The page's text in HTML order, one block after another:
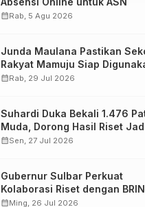
calendar_monthRab, 5 Agu 2026
Junda Maulana Pastikan
Rakyat Mamuju Siap
calendar_monthRab, 29 Jul 2026
Suhardi Duka Bekali 1.476
Muda, Dorong Hasil Riset
Dasar Kebijakan Transmigrasi
calendar_monthSen, 27 Jul 2026
Gubernur Sulbar Perkuat
Kolaborasi Riset dengan BRIN
untuk Mendukung
calendar_monthMing, 26 Jul 2026